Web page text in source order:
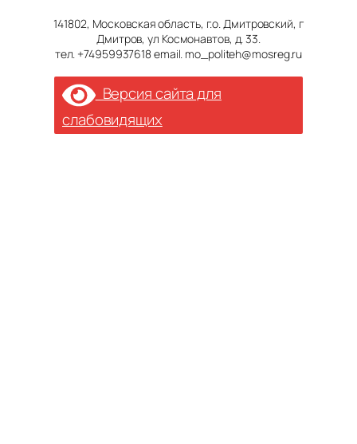
141802, Московская область, г.о. Дмитровский, г
Дмитров, ул Космонавтов, д. 33.
тел. +74959937618 email. mo_politeh@mosreg.ru
Версия сайта для
слабовидящих